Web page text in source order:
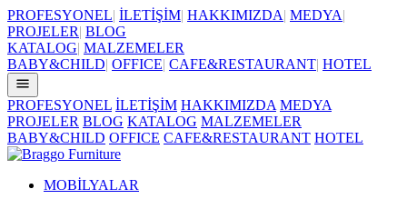
PROFESYONEL| İLETİŞİM| HAKKIMIZDA| MEDYA|
PROJELER| BLOG
KATALOG| MALZEMELER
BABY&CHILD| OFFICE| CAFE&RESTAURANT| HOTEL
PROFESYONEL İLETİŞİM HAKKIMIZDA MEDYA
PROJELER BLOG KATALOG MALZEMELER
BABY&CHILD OFFICE CAFE&RESTAURANT HOTEL
MOBİLYALAR